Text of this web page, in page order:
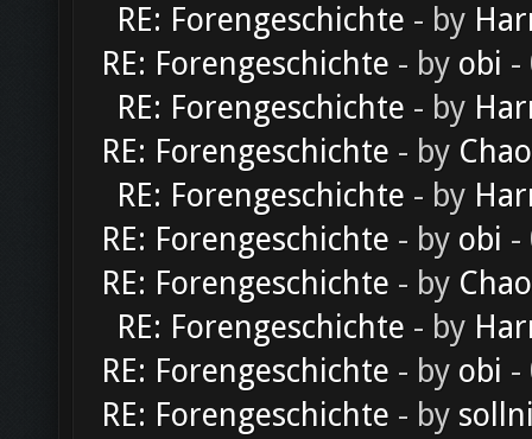
RE: Forengeschichte - by
RE: Forengeschichte - by obi -
RE: Forengeschichte - by
RE: Forengeschichte - by
RE: Forengeschichte - by
RE: Forengeschichte - by obi -
RE: Forengeschichte - by
RE: Forengeschichte - by
RE: Forengeschichte - by obi -
RE: Forengeschichte - by